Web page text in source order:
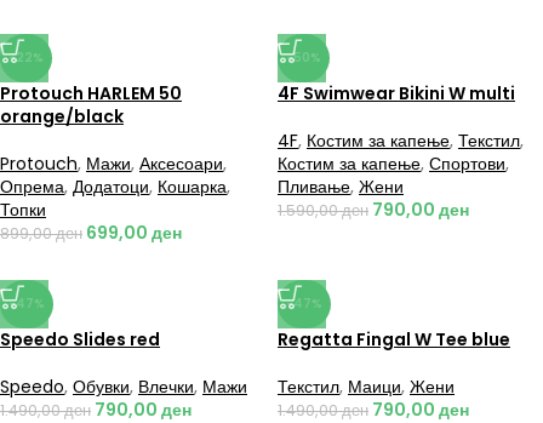
-22%
Protouch HARLEM 50
orange/black
Protouch, Мажи, Аксесоари,
Опрема, Додатоци, Кошарка,
Топки
899,00ден 699,00 ден
-50%
4F Swimwear Bikini W multi
4F, Костим за капење, Текстил,
Костим за капење, Спортови,
Пливање, Жени
1.590,00ден 790,00 ден
-47%
Speedo Slides red
Speedo, Обувки, Влечки, Мажи
1.490,00ден 790,00 ден
-47%
Regatta Fingal W Tee blue
Текстил, Маици, Жени
1.490,00ден 790,00 ден